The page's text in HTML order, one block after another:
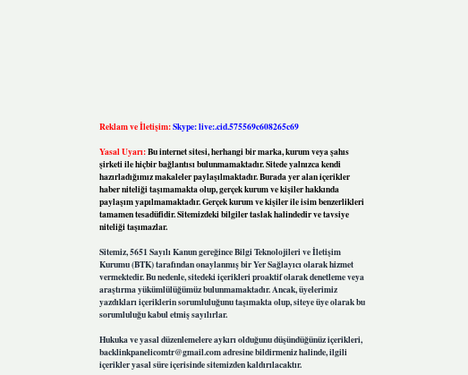
Reklam ve İletişim:Skype: live:.cid.575569c608265c69
Yasal Uyarı:Bu internet sitesi, herhangi bir marka, kurum veya şahıs
şirketi ile hiçbir bağlantısı bulunmamaktadır. Sitede yalnızca kendi
hazırladığımız makaleler paylaşılmaktadır. Burada yer alan içerikler
haber niteliği taşımamakta olup, gerçek kurum ve kişiler hakkında
paylaşım yapılmamaktadır. Gerçek kurum ve kişiler ile isim benzerlikleri
tamamen tesadüfidir. Sitemizdeki bilgiler taslak halindedir ve tavsiye
niteliği taşımazlar.
Sitemiz, 5651 Sayılı Kanun gereğince Bilgi Teknolojileri ve İletişim
Kurumu (BTK) tarafından onaylanmış bir Yer Sağlayıcı olarak hizmet
vermektedir. Bu nedenle, sitedeki içerikleri proaktif olarak denetleme veya
araştırma yükümlülüğümüz bulunmamaktadır. Ancak, üyelerimiz
yazdıkları içeriklerin sorumluluğunu taşımakta olup, siteye üye olarak bu
sorumluluğu kabul etmiş sayılırlar.
Hukuka ve yasal düzenlemelere aykırı olduğunu düşündüğünüz içerikleri,
backlinkpanelicomtr@gmail.comadresine bildirmeniz halinde, ilgili
içerikler yasal süre içerisinde sitemizden kaldırılacaktır.